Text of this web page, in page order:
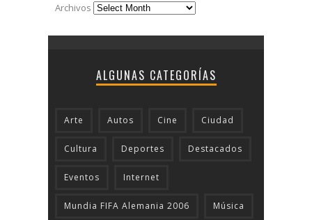
Archivos
ALGUNAS CATEGORÍAS
Arte Autos Cine Ciudad
Cultura Deportes Destacados
Eventos Internet
Mundia FIFA Alemania 2006 Música